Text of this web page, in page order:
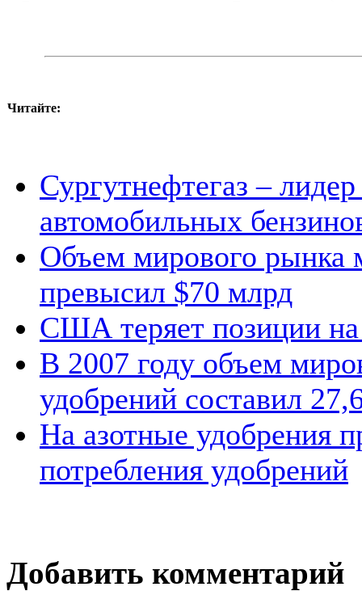
Читайте:
Сургутнефтегаз –
автомобильных
Объем мирового рынка
превысил $70 млрд
США теряет позиции
В 2007 году объем
удобрений составил
На азотные удобрения
потребления удобрений
Добавить комментарий